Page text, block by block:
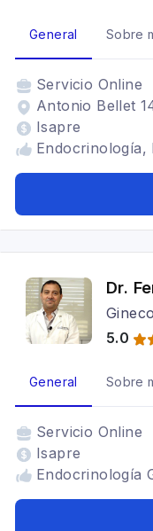
General Sobre
Servicio Online
Antonio Bellet
Isapre
Endocrinología,
Dr.
5.0
General Sobre
Servicio Online
Isapre
Endocrinología